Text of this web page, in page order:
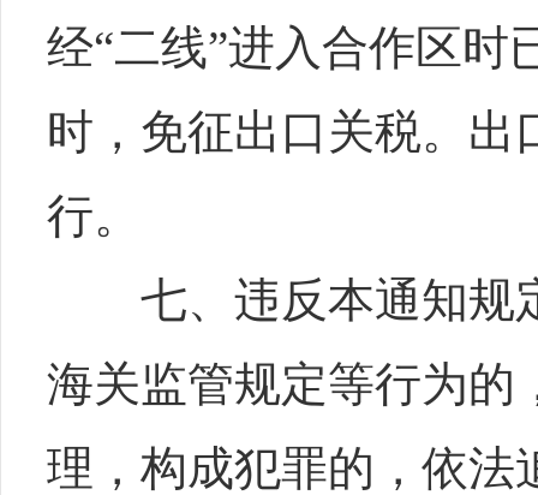
经“二线”进入合作区时
时，免征出口关税。出
行。
七、违反本通知规定
海关监管规定等行为的
理，构成犯罪的，依法